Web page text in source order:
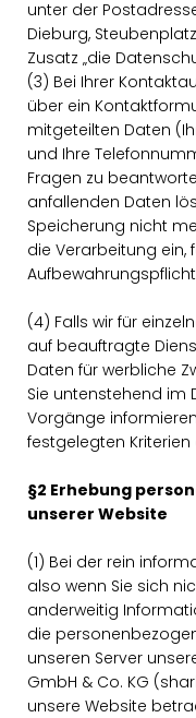
unter der
Dieburg,
Zusatz „die
(3) Bei Ihrer
über ein
mitgeteilten Daten
und Ihre
Fragen zu
anfallenden Daten
Speicherung nicht
die Verarbeitung ein,
(4) Falls wir für
auf beauftragte
Daten für werbliche
Sie untenstehend im
Vorgänge
festgelegten
§2 Erhebung
unserer Website
(1) Bei der rein
also wenn Sie sich
anderweitig
die
unseren Server
GmbH & Co. KG
unsere Website